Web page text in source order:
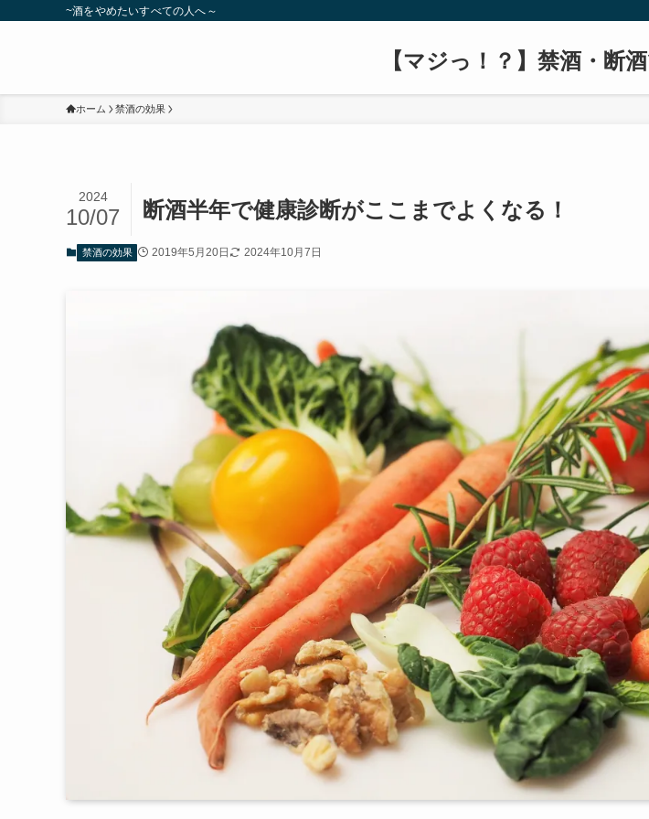
~酒をやめたいすべての人へ～
【マジっ！？】禁酒・断
ホーム 禁酒の効果
断酒半年で健康診断がここまでよくなる！
2024
10/07
禁酒の効果 2019年5月20日 2024年10月7日